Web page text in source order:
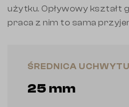
użytku. Opływowy kształt
praca z nim to sama
ŚREDNICA UCHWYTU
25 mm